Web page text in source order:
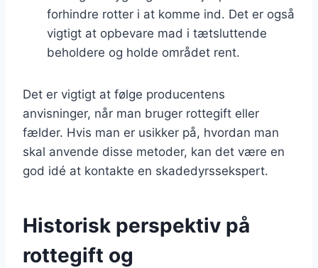
forhindre rotter i at komme ind. Det er også
vigtigt at opbevare mad i tætsluttende
beholdere og holde området rent.
Det er vigtigt at følge producentens
anvisninger, når man bruger rottegift eller
fælder. Hvis man er usikker på, hvordan man
skal anvende disse metoder, kan det være en
god idé at kontakte en skadedyrssekspert.
Historisk perspektiv på
rottegift og